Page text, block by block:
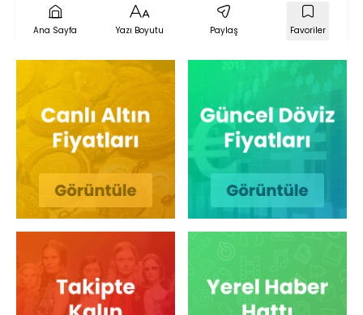
Ana Sayfa Yazı Boyutu Paylaş Favoriler